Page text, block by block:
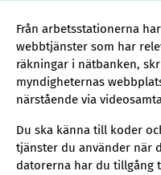
Från arbetsstationerna
webbtjänster som har
räkningar i nätbanken,
myndigheternas
närstående via
Du ska känna till koder
tjänster du använder när
datorerna har du tillgång